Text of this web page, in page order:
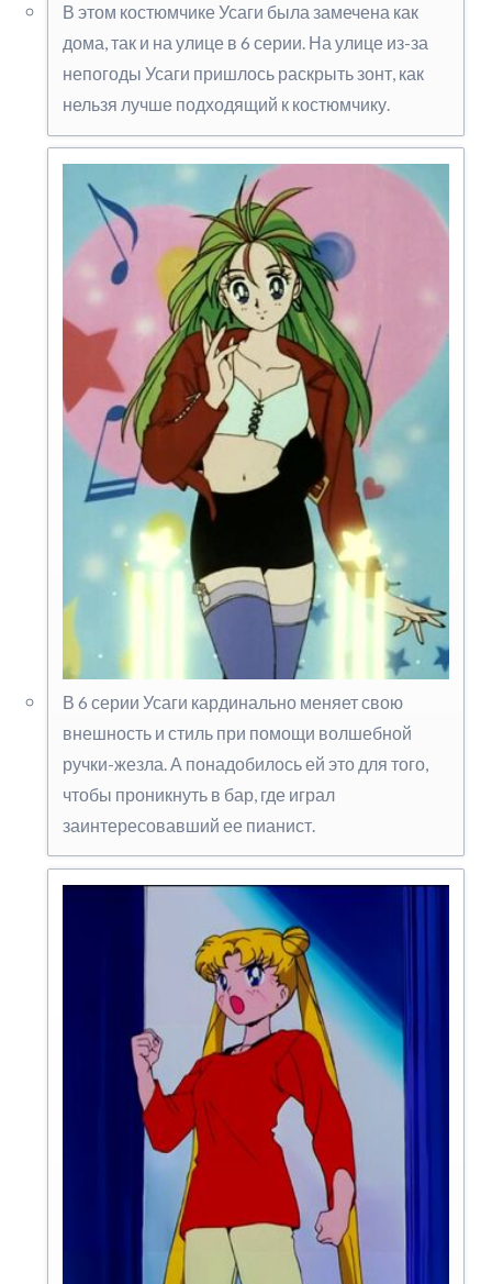
В этом костюмчике Усаги была замечена как
дома, так и на улице в 6 серии. На улице из-за
непогоды Усаги пришлось раскрыть зонт, как
нельзя лучше подходящий к костюмчику.
В 6 серии Усаги кардинально меняет свою
внешность и стиль при помощи волшебной
ручки-жезла. А понадобилось ей это для того,
чтобы проникнуть в бар, где играл
заинтересовавший ее пианист.